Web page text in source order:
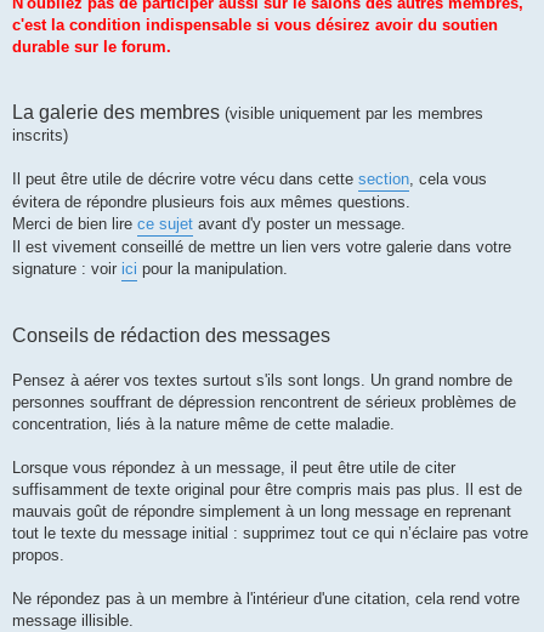
c'est la condition indispensable si vous désirez avoir du soutien
durable sur le forum.
La galerie des membres (visible uniquement par les membres
inscrits)
Il peut être utile de décrire votre vécu dans cette section, cela vous
évitera de répondre plusieurs fois aux mêmes questions.
Merci de bien lire ce sujet avant d'y poster un message.
Il est vivement conseillé de mettre un lien vers votre galerie dans votre
signature : voir ici pour la manipulation.
Conseils de rédaction des messages
Pensez à aérer vos textes surtout s'ils sont longs. Un grand nombre de
personnes souffrant de dépression rencontrent de sérieux problèmes de
concentration, liés à la nature même de cette maladie.
Lorsque vous répondez à un message, il peut être utile de citer
suffisamment de texte original pour être compris mais pas plus. Il est de
mauvais goût de répondre simplement à un long message en reprenant
tout le texte du message initial : supprimez tout ce qui n’éclaire pas votre
propos.
Ne répondez pas à un membre à l'intérieur d'une citation, cela rend votre
message illisible.